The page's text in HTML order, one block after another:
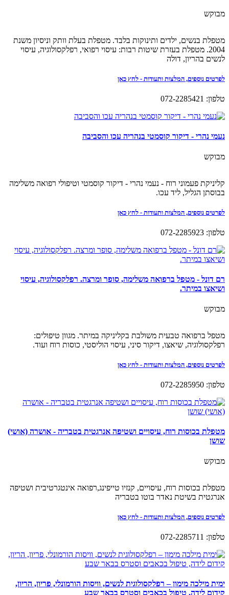
מבוקש
מטפלת בנשים, ילדים ותינוקות בלבד. מטפלת בעלת וותק וניסיון משנת
2004. מטפלת בעזרת שיטות רבות: עיסוי רפואי, רפלקסולוגיה, עיסוי
לנשים בהריון, דולה
לפרטים נוספים, המלצות ותעודות - לחץ כאן
טלפון: 072-2285421
נעמי נהרי - דיקור קוסמטי בנהריה עכו והסביבה
מבוקש
קליניקת פעמוני רוח - נעמי נהרי - דיקור קוסמטי וטיפולי רפואה משלימה
בבוסתן הגליל, ליד עכו.
לפרטים נוספים, המלצות ותעודות - לחץ כאן
טלפון: 072-2285923
רם דונל - מטפל ברפואה משלימה, סופר ומרצה. רפלקסולוגיה, עיסוי
ושיאצו במיתר.
מבוקש
מטפל ברפואה טבעית משולבת בקליניקה במיתר. מגוון טיפולים:
רפלקסולוגיה, שיאצו, דיקור סיני, עיסוי הוליסטי, כוסות רוח ועוד.
לפרטים נוספים, המלצות ותעודות - לחץ כאן
טלפון: 072-2285950
מטפלת בכוסות רוח, עיסויים ושטיפה אנרגטית בטבריה - אושרה (אושי)
שושן
מבוקש
מטפלת בכוסות רוח, עיסויים, קנזיו טייפינג,רפואה אינטגרטיבית ושטיפה
אנרגטית בשיטת נאדר בוטו בטבריה
לפרטים נוספים, המלצות ותעודות - לחץ כאן
טלפון: 072-2285711
ימית מילכה מימון – רפלקסולוגית לנשים, וויסות הורמונלי, פריון, הריון,
קידום לידה, טיפול בכאבים וסטרס בבאר שבע